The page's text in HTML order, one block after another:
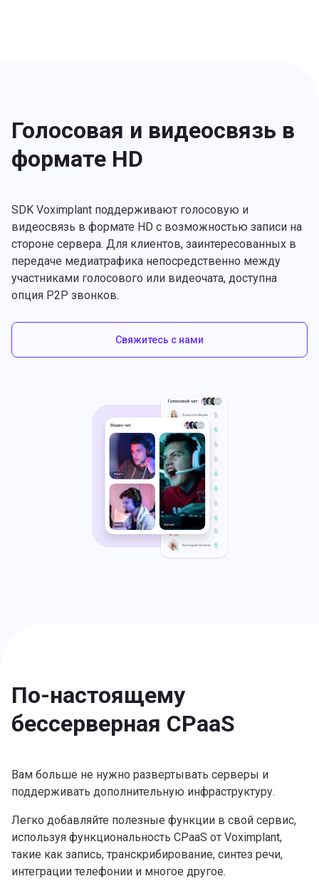
Голосовая и видеосвязь в
формате HD
SDK Voximplant поддерживают голосовую и
видеосвязь в формате HD с возможностью записи на
стороне сервера. Для клиентов, заинтересованных в
передаче медиатрафика непосредственно между
участниками голосового или видеочата, доступна
опция P2P звонков.
Свяжитесь с нами
По-настоящему
бессерверная CPaaS
Вам больше не нужно развертывать серверы и
поддерживать дополнительную инфраструктуру.
Легко добавляйте полезные функции в свой сервис,
используя функциональность CPaaS от Voximplant,
такие как запись, транскрибирование, синтез речи,
интеграции телефонии и многое другое.